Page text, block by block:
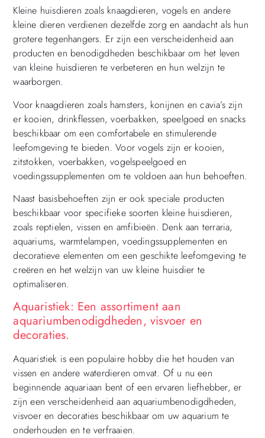
Kleine huisdieren zoals knaagdieren, vogels en andere
kleine dieren verdienen dezelfde zorg en aandacht als hun
grotere tegenhangers. Er zijn een verscheidenheid aan
producten en benodigdheden beschikbaar om het leven
van kleine huisdieren te verbeteren en hun welzijn te
waarborgen.
Voor knaagdieren zoals hamsters, konijnen en cavia’s zijn
er kooien, drinkflessen, voerbakken, speelgoed en snacks
beschikbaar om een comfortabele en stimulerende
leefomgeving te bieden. Voor vogels zijn er kooien,
zitstokken, voerbakken, vogelspeelgoed en
voedingssupplementen om te voldoen aan hun behoeften.
Naast basisbehoeften zijn er ook speciale producten
beschikbaar voor specifieke soorten kleine huisdieren,
zoals reptielen, vissen en amfibieën. Denk aan terraria,
aquariums, warmtelampen, voedingssupplementen en
decoratieve elementen om een geschikte leefomgeving te
creëren en het welzijn van uw kleine huisdier te
optimaliseren.
Aquaristiek: Een assortiment aan
aquariumbenodigdheden, visvoer en
decoraties.
Aquaristiek is een populaire hobby die het houden van
vissen en andere waterdieren omvat. Of u nu een
beginnende aquariaan bent of een ervaren liefhebber, er
zijn een verscheidenheid aan aquariumbenodigdheden,
visvoer en decoraties beschikbaar om uw aquarium te
onderhouden en te verfraaien.